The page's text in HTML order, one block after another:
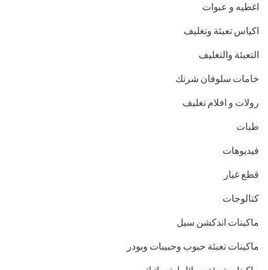
اغطيه و عبوات
اكياس تعبئة وتغليف
التعبئة والتغليف
خامات سلوفان شرنك
رولات و افلام تغليف
طبات
فيديوهات
قطع غيار
كتالوجات
ماكينات اندكشن سيل
ماكينات تعبئة حبوب وحبيبات وبودر